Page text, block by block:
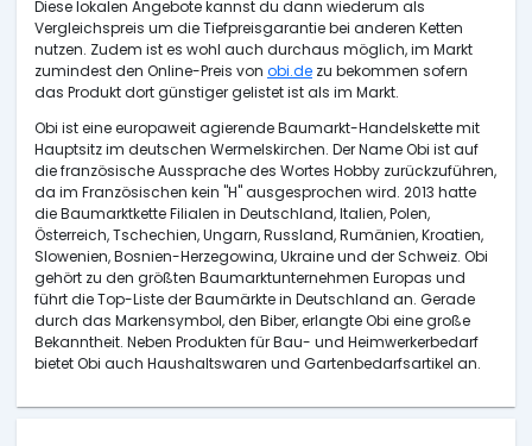
Diese lokalen Angebote kannst du dann wiederum als
Vergleichspreis um die Tiefpreisgarantie bei anderen Ketten
nutzen. Zudem ist es wohl auch durchaus möglich, im Markt
zumindest den Online-Preis von obi.de zu bekommen sofern
das Produkt dort günstiger gelistet ist als im Markt.
Obi ist eine europaweit agierende Baumarkt-Handelskette mit
Hauptsitz im deutschen Wermelskirchen. Der Name Obi ist auf
die französische Aussprache des Wortes Hobby zurückzuführen,
da im Französischen kein "H" ausgesprochen wird. 2013 hatte
die Baumarktkette Filialen in Deutschland, Italien, Polen,
Österreich, Tschechien, Ungarn, Russland, Rumänien, Kroatien,
Slowenien, Bosnien-Herzegowina, Ukraine und der Schweiz. Obi
gehört zu den größten Baumarktunternehmen Europas und
führt die Top-Liste der Baumärkte in Deutschland an. Gerade
durch das Markensymbol, den Biber, erlangte Obi eine große
Bekanntheit. Neben Produkten für Bau- und Heimwerkerbedarf
bietet Obi auch Haushaltswaren und Gartenbedarfsartikel an.